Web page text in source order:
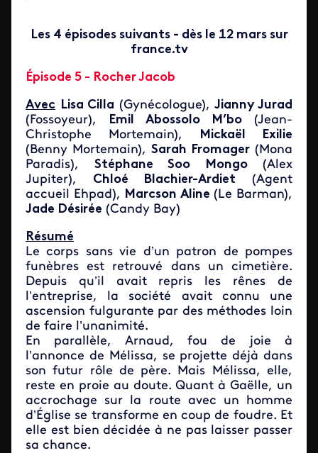
Les 4 épisodes suivants - dès le 12 mars sur
france.tv
Épisode 5 - Rocher Jacob
Avec Lisa Cilla (Gynécologue),Jianny Jurad
(Fossoyeur),
Emil Abossolo M’bo (Jean-
Christophe Mortemain),
Mickaël Exilie
(Benny Mortemain), Sarah Fromager (Mona
Paradis), Stéphane Soo Mongo(Alex
Jupiter), Chloé Blachier-Ardiet (Agent
accueil Ehpad), Marcson Aline (Le Barman),
Jade Désirée (Candy Bay)
Résumé
Le corps sans vie d’un patron de pompes
funèbres est retrouvé dans un cimetière.
Depuis qu’il avait repris les rênes de
l’entreprise, la société avait connu une
ascension fulgurante par des méthodes loin
de faire l’unanimité.
En parallèle, Arnaud, fou de joie à
l’annonce de Mélissa, se projette déjà dans
son futur rôle de père. Mais Mélissa, elle,
reste en proie au doute. Quant à Gaëlle, un
accrochage sur la route avec un homme
d’Église se transforme en coup de foudre. Et
elle est bien décidée à ne pas laisser passer
sa chance.